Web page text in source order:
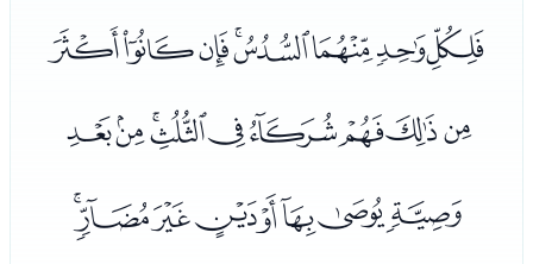
ﮔﮕﮖﮗﮘﮙﮚﮛ
ﮜﮝﮞﮟﮠﮡﮢﮣﮤ
ﮥﮦﮧﮨﮩﮪﮫﮬ